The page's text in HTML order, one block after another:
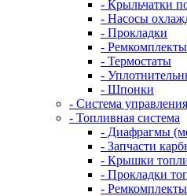
- Крыльчатки
- Насосы
- Прокладки
-
- Термостаты
-
- Шпонки
- Система управления
- Топливная система
- Диафрагмы
- Запчасти
- Крышки
- Прокладки
-